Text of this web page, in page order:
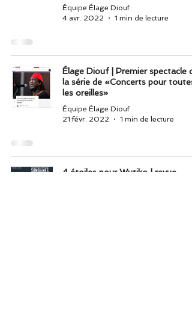
Équipe Élage Diouf
4 avr. 2022
1 min de lecture
Élage Diouf | Premier spectacle
la série de «Concerts pour toutes
les oreilles»
Équipe Élage Diouf
21 févr. 2022
1 min de lecture
4 étoiles pour Wutiko | revue